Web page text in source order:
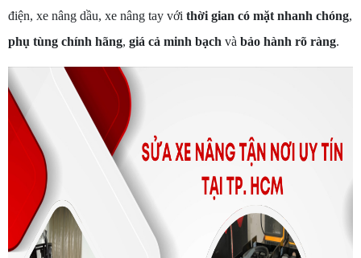
điện, xe nâng dầu, xe nâng tay với thời gian có mặt nhanh chóng,
phụ tùng chính hãng, giá cả minh bạch và bảo hành rõ ràng.